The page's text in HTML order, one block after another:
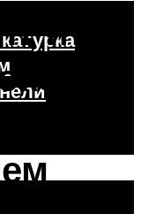
и
из
и в